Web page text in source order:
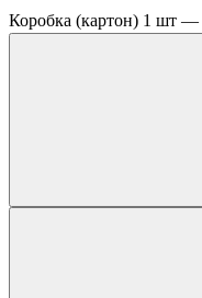
Коробка (картон) 1 шт —